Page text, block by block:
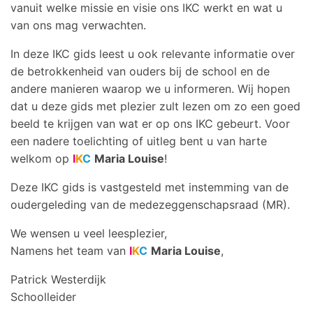
vanuit welke missie en visie ons IKC werkt en wat u
van ons mag verwachten.
In deze IKC gids leest u ook relevante informatie over
de betrokkenheid van ouders bij de school en de
andere manieren waarop we u informeren. Wij hopen
dat u deze gids met plezier zult lezen om zo een goed
beeld te krijgen van wat er op ons IKC gebeurt. Voor
een nadere toelichting of uitleg bent u van harte
welkom op IKC Maria Louise!
Deze IKC gids is vastgesteld met instemming van de
oudergeleding van de medezeggenschapsraad (MR).
We wensen u veel leesplezier,
Namens het team van IKC Maria Louise,
Patrick Westerdijk
Schoolleider